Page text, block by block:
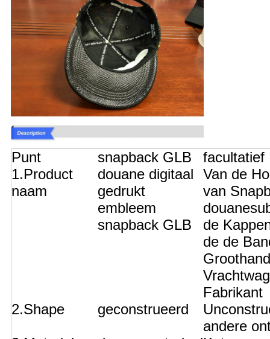
Punt snapback GLB
facultatief
1.Product
naam
douane digitaal
gedrukt
embleem
snapback GLB
Van de
van
de
de de
Fabrikant
2.Shape
geconstrueerd
andere